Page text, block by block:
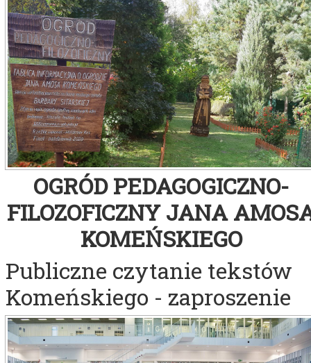
OGRÓD PEDAGOGICZNO-
FILOZOFICZNYJANA
KOMEŃSKIEGO
Publiczne czytanie tekstów
Komeńskiego - zaproszenie